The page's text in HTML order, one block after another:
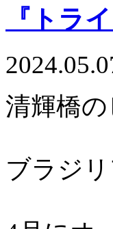
『トラ
清輝橋
ブラジ